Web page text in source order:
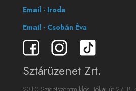
Email - Iroda
Email - Csobán Éva
Sztárüzenet Zrt.